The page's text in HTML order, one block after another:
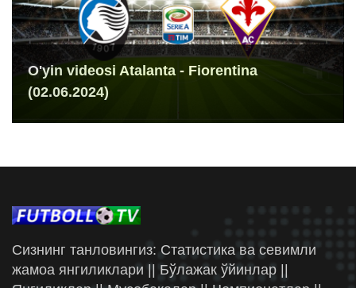
O'yin videosi Atalanta - Fiorentina
(02.06.2024)
Сизнинг танловингиз: Статистика ва севимли
жамоа янгиликлари || Бўлажак ўйинлар ||